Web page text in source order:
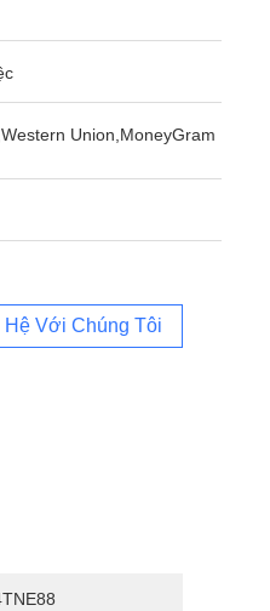
Union,MoneyGram
Hệ Với Chúng Tôi